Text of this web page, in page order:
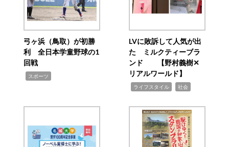
弓ヶ浜（鳥取）が初勝
利 全日本学童野球の1
回戦
スポーツ
LVに敗訴して人気が出
た ミルクティーブラ
ンド 【野村義樹✕
リアルワールド】
ライフスタイル 社会